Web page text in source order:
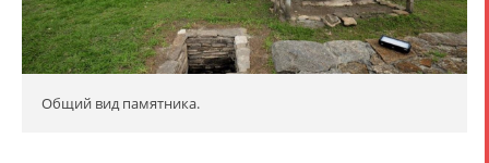
Общий вид памятника.